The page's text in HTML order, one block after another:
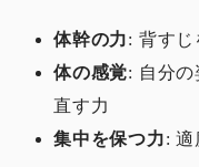
体幹の力: 背すじ
体の感覚: 自分の
直す力
集中を保つ力: 適